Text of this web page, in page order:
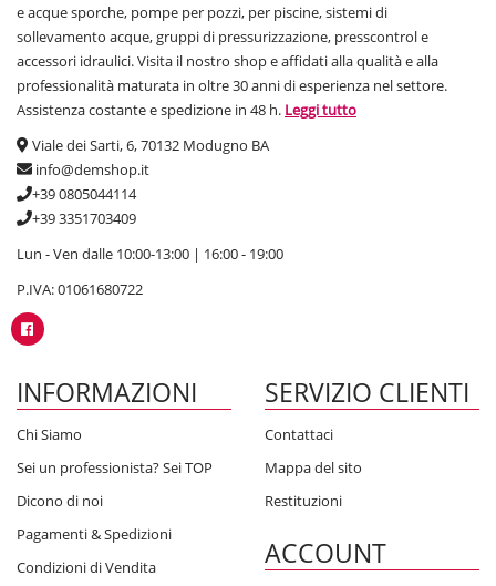
e acque sporche, pompe per pozzi, per piscine, sistemi di
sollevamento acque, gruppi di pressurizzazione, presscontrol e
accessori idraulici. Visita il nostro shop e affidati alla qualità e alla
professionalità maturata in oltre 30 anni di esperienza nel settore.
Assistenza costante e spedizione in 48 h. Leggi tutto
Viale dei Sarti, 6, 70132 Modugno BA
info@demshop.it
+39 0805044114
+39 3351703409
Lun - Ven dalle 10:00-13:00 | 16:00 - 19:00
P.IVA: 01061680722
INFORMAZIONI
Chi Siamo
Sei un professionista? Sei TOP
Dicono di noi
Pagamenti & Spedizioni
Condizioni di Vendita
SERVIZIO CLIENTI
Contattaci
Mappa del sito
Restituzioni
ACCOUNT